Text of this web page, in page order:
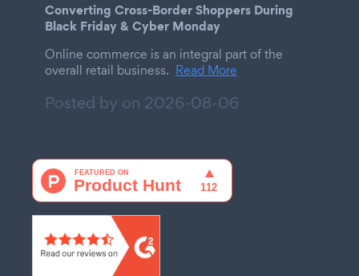
Converting Cross-Border Shoppers During
Black Friday & Cyber Monday
Online commerce is an integral part of the
overall retail business. Read More
Posted by on 2026-08-06